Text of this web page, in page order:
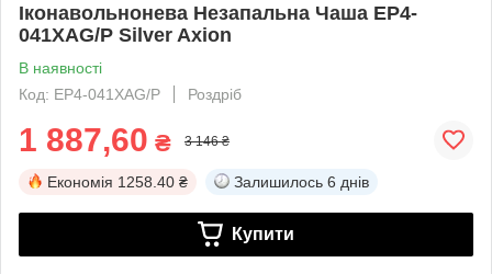
Іконавольнонева Незапальна Чаша EP4-
041XAG/P Silver Axion
В наявності
Код: EP4-041XAG/P
Роздріб
1 887,60 ₴ 3 146 ₴
Економія 1258.40 ₴ Залишилось 6 днів
Купити